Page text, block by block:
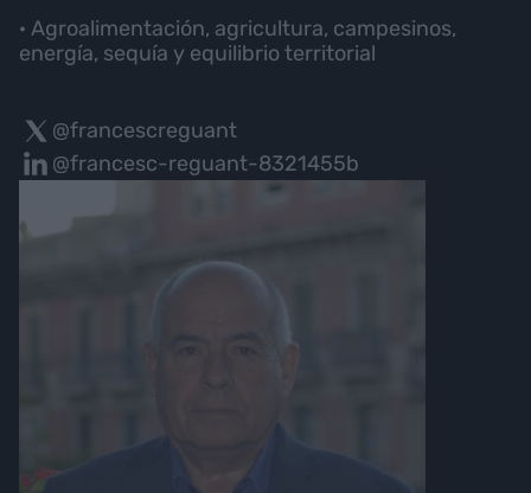
· Agroalimentación, agricultura, campesinos,
energía, sequía y equilibrio territorial
@francescreguant
@francesc-reguant-8321455b